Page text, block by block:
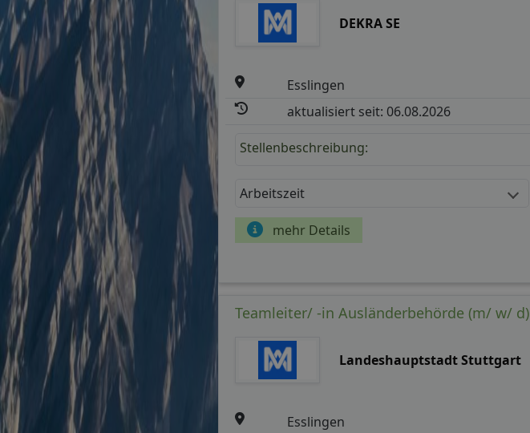
DEKRA SE
Esslingen
aktualisiert seit: 06.08.2026
Stellenbeschreibung:
Arbeitszeit
mehr Details
Teamleiter/ -in Ausländerbehörde (m/ w/ d)
Landeshauptstadt Stuttgart
Esslingen